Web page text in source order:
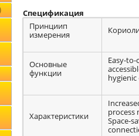
Спецификация
Принциип
измерения
Основные
функции
Easy-
Характеристики
process
Space-